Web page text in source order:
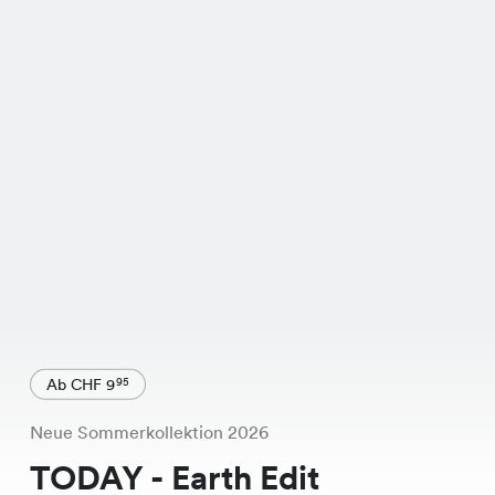
Ab CHF 995
Neue Sommerkollektion 2026
TODAY - Earth Edit